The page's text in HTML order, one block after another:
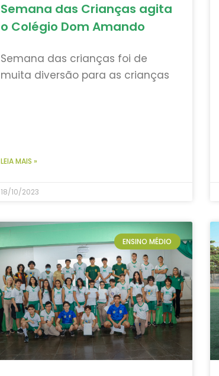
Semana das Crianças agita
o Colégio Dom Amando
Semana das crianças foi de
muita diversão para as crianças
LEIA MAIS »
18/10/2023
ENSINO MÉDIO